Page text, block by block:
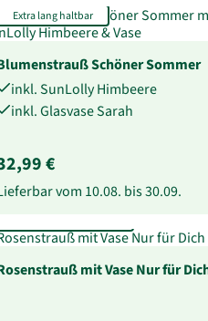
Extra lang haltbar
Schöner Sommer
inkl. SunLolly Himbeere
inkl. Glasvase Sarah
€
vom 10.08. bis30.09.
mit Vase Nur für